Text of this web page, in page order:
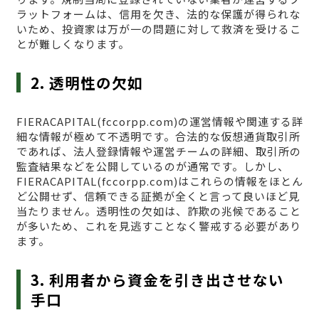
ラットフォームは、信用を欠き、法的な保護が得られな
いため、投資家は万が一の問題に対して救済を受けるこ
とが難しくなります。
2. 透明性の欠如
FIERACAPITAL(fccorpp.com)の運営情報や関連する詳
細な情報が極めて不透明です。合法的な仮想通貨取引所
であれば、法人登録情報や運営チームの詳細、取引所の
監査結果などを公開しているのが通常です。しかし、
FIERACAPITAL(fccorpp.com)はこれらの情報をほとん
ど公開せず、信頼できる証拠が全くと言って良いほど見
当たりません。透明性の欠如は、詐欺の兆候であること
が多いため、これを見逃すことなく警戒する必要があり
ます。
3. 利用者から資金を引き出させない
手口